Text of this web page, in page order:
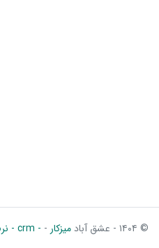
© ۱۴۰۴ - عشق آباد میزکار - - crm - نرم افزار ابری مدیریت کسب و کار